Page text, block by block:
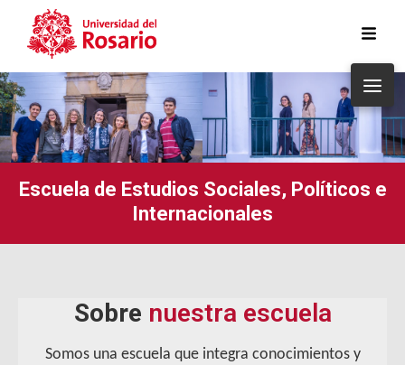
Pasar al contenido principal
Escuela de Estudios Sociales, Políticos e
Internacionales
Sobre nuestra escuela
Somos una escuela que integra conocimientos y